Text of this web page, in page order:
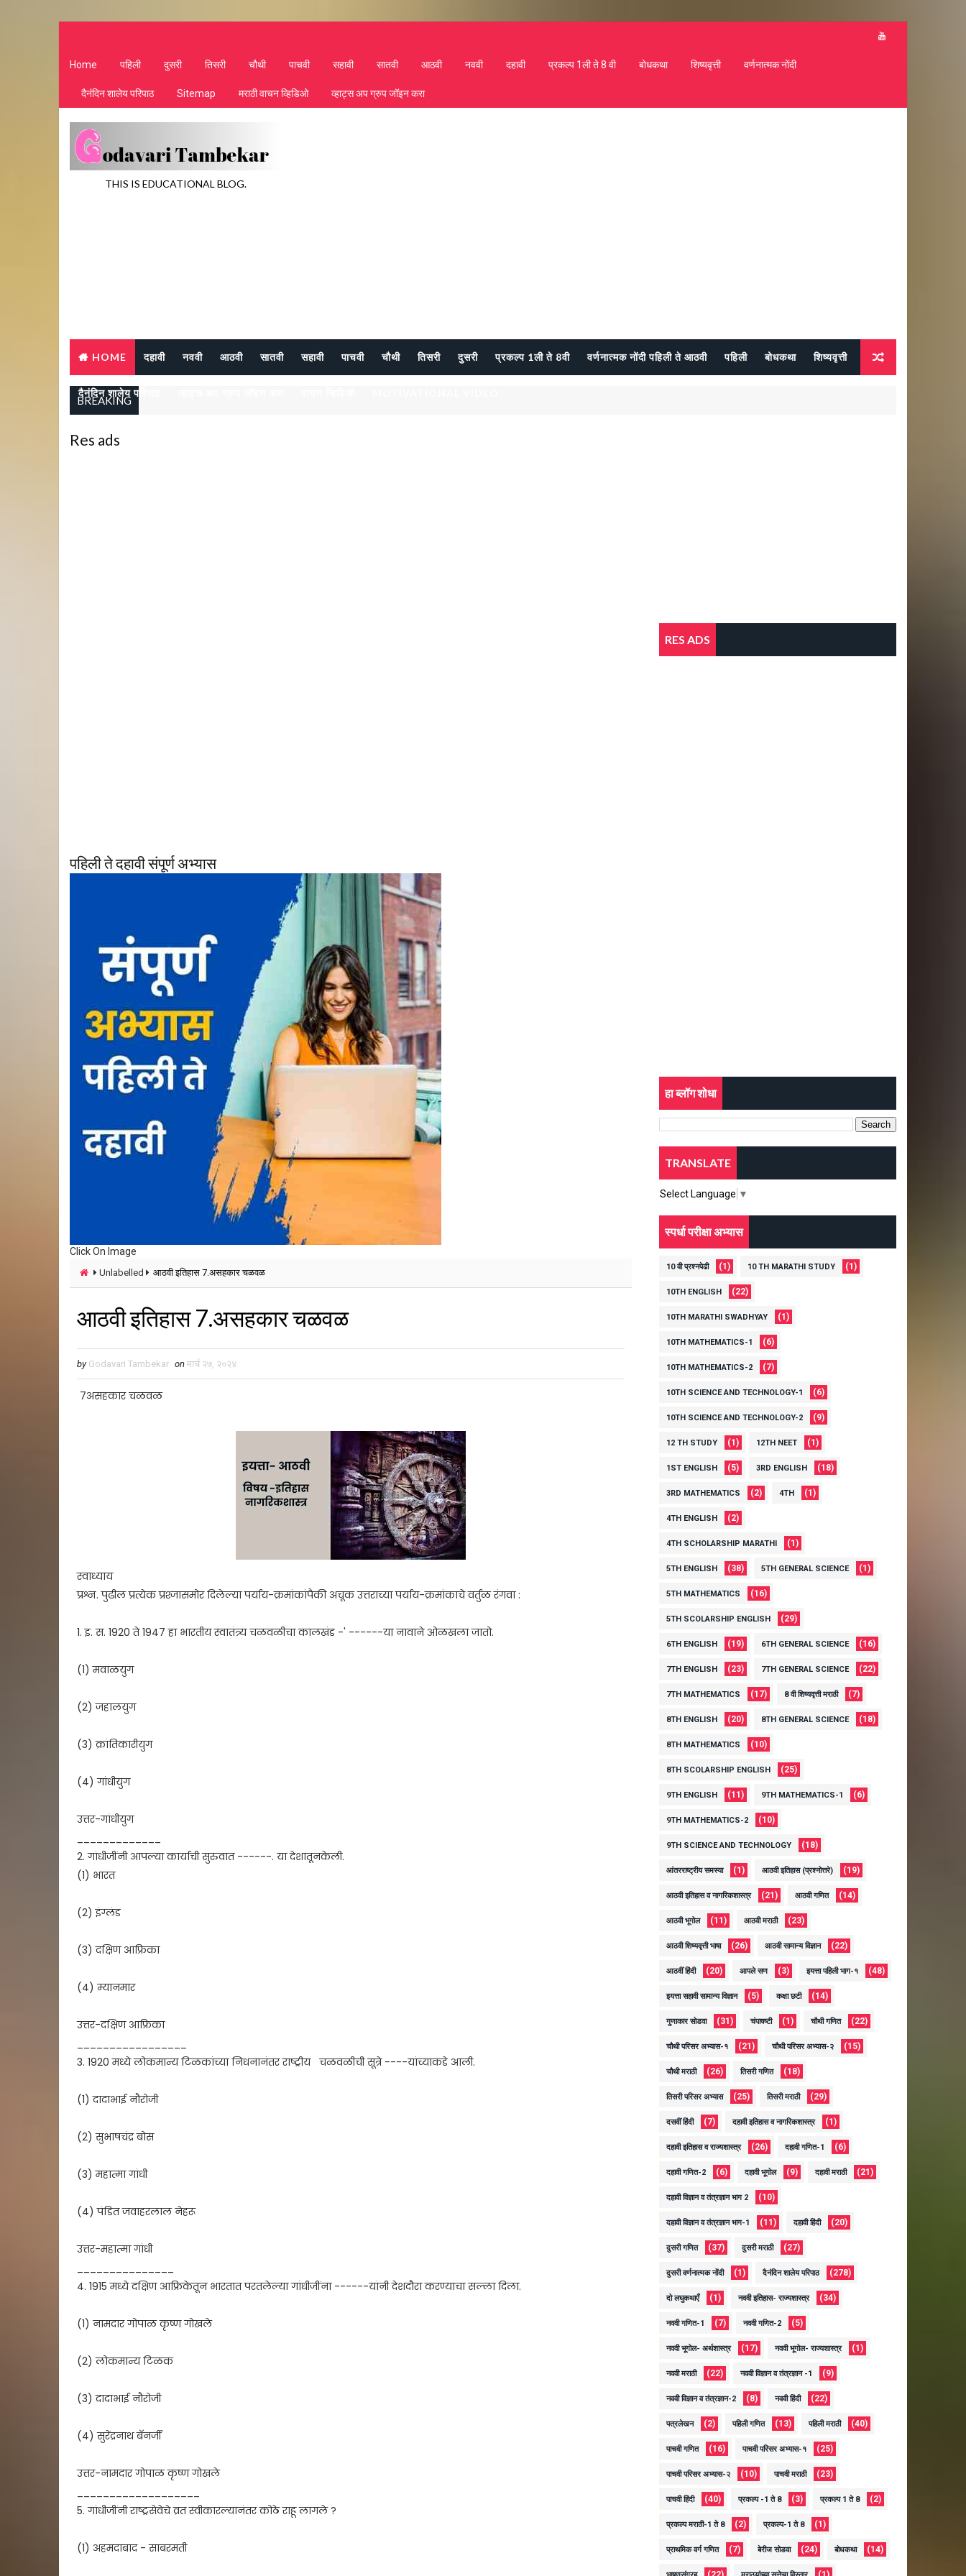
Home पहिली दुसरी तिसरी चौथी पाचवी सहावी सातवी आठवी नववी दहावी प्रकल्प 1ली ते 8 वी बोधकथा शिष्यवृत्ती वर्णनात्मक नोंदी
दैनंदिन शालेय परिपाठ Sitemap मराठी वाचन व्हिडिओ व्हाट्स अप ग्रुप जॉइन करा
THIS IS EDUCATIONAL BLOG.
HOME दहावी नववी आठवी सातवी सहावी पाचवी चौथी तिसरी दुसरी प्रकल्प 1ली ते 8वी वर्णनात्मक नोंदी पहिली ते आठवी पहिली बोधकथा शिष्यवृत्ती
दैनंदिन शालेय परिपाठ
BREAKING
Res ads
पहिली ते दहावी संपूर्ण अभ्यास
Click On Image
Unlabelled आठवी इतिहास 7.असहकार चळवळ
आठवी इतिहास 7.असहकार चळवळ
by Godavari Tambekar on मार्च २७, २०२४
7असहकार चळवळ
स्वाध्याय
प्रश्न. पुढील प्रत्येक प्रश्जासमोर दिलेल्या पर्याय-क्रमांकांपैकी अचूक उत्तराच्या पर्याय-क्रमांकाचे वर्तुळ रंगवा :
1. इ. स. 1920 ते 1947 हा भारतीय स्वातंत्र्य चळवळीचा कालखंड -' ------या नावाने ओळखला जातो.
(1) मवाळयुग
(2) जहालयुग
(3) क्रांतिकारीयुग
(4) गांधीयुग
उत्तर-गांधीयुग
2. गांधीजींनी आपल्या कार्याची सुरुवात ------. या देशातूनकेली.
(1) भारत
(2) इंग्लंड
(3) दक्षिण आफ्रिका
(4) म्यानमार
उत्तर-दक्षिण आफ्रिका
3. 1920 मध्ये लोकमान्य टिळकांच्या निधनानंतर राष्ट्रीय चळवळीची सूत्रे ----यांच्याकडे आली.
(1) दादाभाई नौरोजी
(2) सुभाषचंद्र बोस
(3) महात्मा गांधी
(4) पंडित जवाहरलाल नेहरू
उत्तर-महात्मा गांधी
4. 1915 मध्ये दक्षिण आफ्रिकेतून भारतात परतलेल्या गांधीजींना ------यांनी देशदौरा करण्याचा सल्ला दिला.
(1) नामदार गोपाळ कृष्ण गोखले
(2) लोकमान्य टिळक
(3) दादाभाई नौरोजी
(4) सुरेंद्रनाथ बॅनर्जी
उत्तर-नामदार गोपाळ कृष्ण गोखले
5. गांधीजींनी राष्ट्रसेवेचे व्रत स्वीकारल्यानंतर कोठे राहू लागले ?
(1) अहमदाबाद - साबरमती
RES ADS
हा ब्लॉग शोधा
TRANSLATE
Select Language ▼
स्पर्धा परीक्षा अभ्यास
10 वी प्रश्नपेढी (1) 10 TH MARATHI STUDY (1)
10TH ENGLISH (22)
10TH MARATHI SWADHYAY (1)
10TH MATHEMATICS-1 (6)
10TH MATHEMATICS-2 (7)
10TH SCIENCE AND TECHNOLOGY-1 (6)
10TH SCIENCE AND TECHNOLOGY-2 (9)
12 TH STUDY (1) 12TH NEET (1)
1ST ENGLISH (5) 3RD ENGLISH (18)
3RD MATHEMATICS (2) 4TH (1)
4TH ENGLISH (2)
4TH SCHOLARSHIP MARATHI (1)
5TH ENGLISH (38) 5TH GENERAL SCIENCE (1)
5TH MATHEMATICS (16)
5TH SCOLARSHIP ENGLISH (29)
6TH ENGLISH (19) 6TH GENERAL SCIENCE (16)
7TH ENGLISH (23) 7TH GENERAL SCIENCE (22)
7TH MATHEMATICS (17) 8 वी शिष्यवृत्ती मराठी (7)
8TH ENGLISH (20) 8TH GENERAL SCIENCE (18)
8TH MATHEMATICS (10)
8TH SCOLARSHIP ENGLISH (25)
9TH ENGLISH (11) 9TH MATHEMATICS-1 (6)
9TH MATHEMATICS-2 (10)
9TH SCIENCE AND TECHNOLOGY (18)
आंतरराष्ट्रीय समस्या (1) आठवी इतिहास (प्रश्नोत्तरे) (19)
आठवी इतिहास व नागरिकशास्त्र (21) आठवी गणित (14)
आठवी भूगोल (11) आठवी मराठी (23)
आठवी शिष्यवृत्ती भाषा (26) आठवी सामान्य विज्ञान (22)
आठवीं हिंदी (20) आपले सण (3) इयत्ता पहिली भाग-१ (48)
इयत्ता सहावी सामान्य विज्ञान (5) कक्षा छटी (14)
गुणाकार सोडवा (31) चंपाषष्टी (1) चौथी गणित (22)
चौथी परिसर अभ्यास-१ (21) चौथी परिसर अभ्यास-२ (15)
चौथी मराठी (26) तिसरी गणित (18)
तिसरी परिसर अभ्यास (25) तिसरी मराठी (29)
दसवीं हिंदी (7) दहावी इतिहास व नागरिकशास्त्र (1)
दहावी इतिहास व राज्यशास्त्र (26) दहावी गणित-1 (6)
दहावी गणित-2 (6) दहावी भूगोल (9) दहावी मराठी (21)
दहावी विज्ञान व तंत्रज्ञान भाग 2 (10)
दहावी विज्ञान व तंत्रज्ञान भाग-1 (11) दहावी हिंदी (20)
दुसरी गणित (37) दुसरी मराठी (27)
दुसरी वर्णनात्मक नोंदी (1) दैनंदिन शालेय परिपाठ (278)
दो लघुकथाएँ (1) नववी इतिहास- राज्यशास्त्र (34)
नववी गणित-1 (7) नववी गणित-2 (5)
नववी भूगोल- अर्थशास्त्र (17) नववी भूगोल- राज्यशास्त्र (1)
नववी मराठी (22) नववी विज्ञान व तंत्रज्ञान -1 (9)
नववी विज्ञान व तंत्रज्ञान-2 (8) नववी हिंदी (22)
पत्रलेखन (2) पहिली गणित (13) पहिली मराठी (40)
पाचवी गणित (16) पाचवी परिसर अभ्यास-१ (25)
पाचवी परिसर अभ्यास-२ (10) पाचवी मराठी (23)
पाचवी हिंदी (40) प्रकल्प -1 ते 8 (3) प्रकल्प 1 ते 8 (2)
प्रकल्प मराठी-1 ते 8 (2) प्रकल्प-1 ते 8 (1)
प्राथमिक वर्ग गणित (7) बेरीज सोडवा (24) बोधकथा (14)